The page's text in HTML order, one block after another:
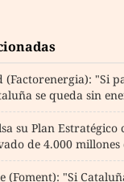
(Factorenergia): "Si
se queda sin
su Plan Estratégico
de 4.000 millones
(Foment): "Si